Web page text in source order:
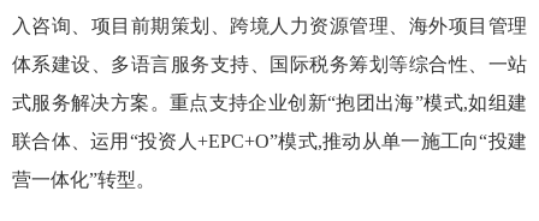
入咨询、项目前期策划、跨境人力资源管理、海外项目管理
体系建设、多语言服务支持、国际税务筹划等综合性、一站
式服务解决方案。重点支持企业创新“抱团出海”模式,如组建
联合体、运用“投资人+EPC+O”模式,推动从单一施工向“投建
营一体化”转型。